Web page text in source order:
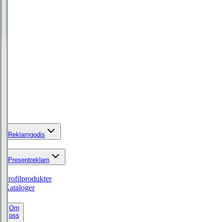
Reklamgodis
Presentreklam
Profilprodukter
Kataloger
Om
oss